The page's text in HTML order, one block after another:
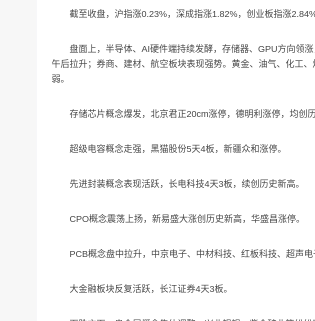
截至收盘，沪指涨0.23%，深成指涨1.82%，创业板指涨2.84%
盘面上，半导体、AI硬件端持续发酵，存储器、GPU方向领涨
午后拉升；券商、建材、航空板块表现强势。黄金、油气、化工
弱。
存储芯片概念爆发，北京君正20cm涨停，德明利涨停，均创历
超级电容概念走强，黑猫股份5天4板，新疆众和涨停。
先进封装概念表现活跃，长电科技4天3板，续创历史新高。
CPO概念震荡上扬，新易盛大涨创历史新高，华盛昌涨停。
PCB概念盘中拉升，中京电子、中材科技、红板科技、超声电
大金融板块反复活跃，长江证券4天3板。